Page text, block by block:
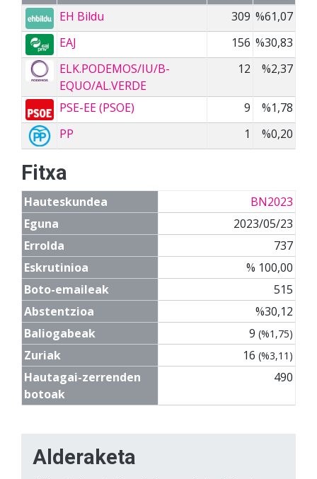
EH Bildu
309 %61,07
EAJ
156 %30,83
ELK.PODEMOS/IU/B-
EQUO/AL.VERDE
12 %2,37
PSE-EE (PSOE) 9
%1,78
PP
1 %0,20
Fitxa
Hauteskundea
BN2023
Eguna
2023/05/23
Errolda
737
Eskrutinioa
% 100,00
Boto-emaileak
515
Abstentzioa
%30,12
Baliogabeak
9 (%1,75)
Zuriak 16 (%3,11)
Hautagai-zerrenden
botoak
490
Alderaketa